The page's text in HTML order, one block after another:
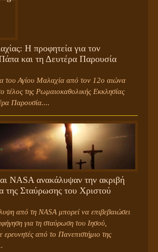
Η προφητεία για τον
και τη Δευτέρα Παρουσία
του Αγίου Μαλαχία από τον 12ο αιώνα
τέλος της Ρωμαιοκαθολικής Εκκλησίας
Παρουσία....
NASA ανακάλυψαν την ακριβή
της Σταύρωσης του Χριστού
να επιβεβαιώσει
για τη σταύρωση του Ιησού,
από το Πανεπιστήμιο της